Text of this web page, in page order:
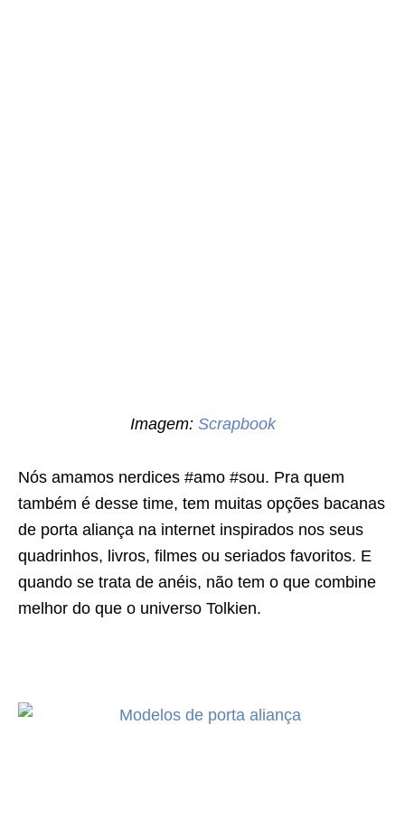
Imagem: Scrapbook
Nós amamos nerdices #amo #sou. Pra quem
também é desse time, tem muitas opções bacanas
de porta aliança na internet inspirados nos seus
quadrinhos, livros, filmes ou seriados favoritos. E
quando se trata de anéis, não tem o que combine
melhor do que o universo Tolkien.